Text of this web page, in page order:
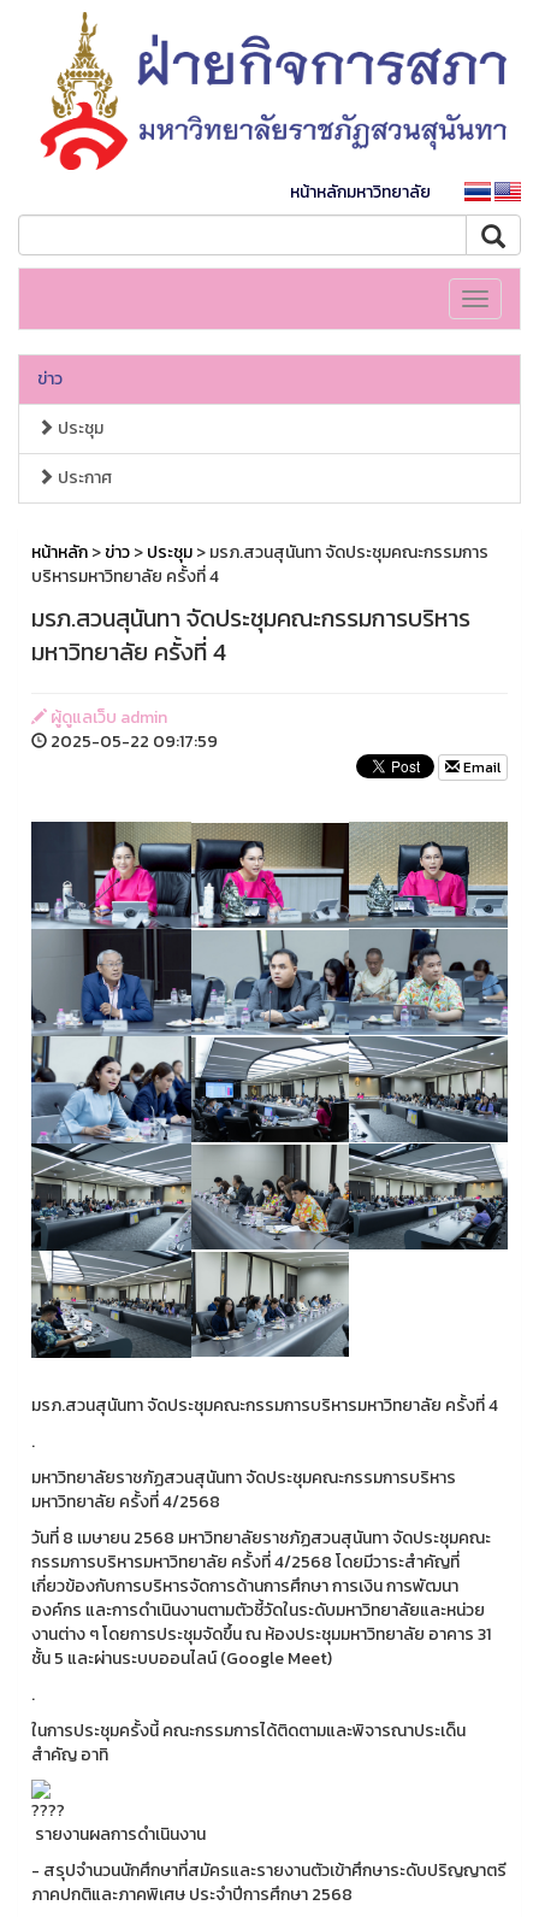
หน้าหลักมหาวิทยาลัย
Toggle
ข่าว
ประชุม
ประกาศ
หน้าหลัก>ข่าว>ประชุม> มรภ.สวนสุนันทา จัดประชุมคณะกรรมการ
บริหารมหาวิทยาลัย ครั้งที่ 4
มรภ.สวนสุนันทา จัดประชุมคณะกรรมการบริหาร
มหาวิทยาลัย ครั้งที่ 4
ผู้ดูแลเว็บ admin
2025-05-22 09:17:59
Email
มรภ.สวนสุนันทา จัดประชุมคณะกรรมการบริหารมหาวิทยาลัย ครั้งที่ 4
.
มหาวิทยาลัยราชภัฏสวนสุนันทา จัดประชุมคณะกรรมการบริหาร
มหาวิทยาลัย ครั้งที่ 4/2568
วันที่ 8 เมษายน 2568 มหาวิทยาลัยราชภัฏสวนสุนันทา จัดประชุมคณะ
กรรมการบริหารมหาวิทยาลัย ครั้งที่ 4/2568 โดยมีวาระสำคัญที่
เกี่ยวข้องกับการบริหารจัดการด้านการศึกษา การเงิน การพัฒนา
องค์กร และการดำเนินงานตามตัวชี้วัดในระดับมหาวิทยาลัยและหน่วย
งานต่าง ๆ โดยการประชุมจัดขึ้น ณ ห้องประชุมมหาวิทยาลัย อาคาร 31
ชั้น 5 และผ่านระบบออนไลน์ (Google Meet)
.
ในการประชุมครั้งนี้ คณะกรรมการได้ติดตามและพิจารณาประเด็น
สำคัญ อาทิ
รายงานผลการดำเนินงาน
- สรุปจำนวนนักศึกษาที่สมัครและรายงานตัวเข้าศึกษาระดับปริญญาตรี
ภาคปกติและภาคพิเศษ ประจำปีการศึกษา 2568